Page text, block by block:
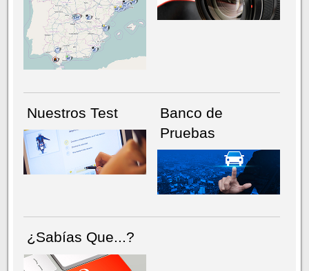
NÚMERO ACTUALHEMEROTECA
Nuestros Test
Banco de
Pruebas
¿Sabías Que...?